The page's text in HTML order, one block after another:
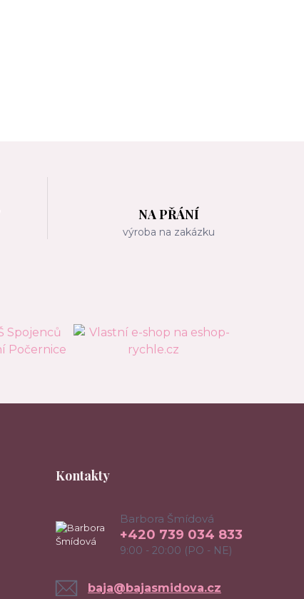
NA PŘÁNÍ
výroba na zakázku
Kontakty
Barbora Šmídová
+420 739 034 833
9:00 - 20:00 (PO - NE)
baja@bajasmidova.cz